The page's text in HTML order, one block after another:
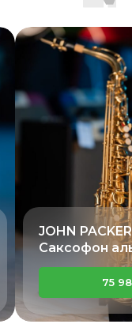
JOHN
Саксофон
75